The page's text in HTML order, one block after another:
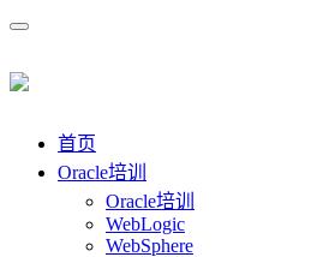
首页
Oracle培训
Oracle培训
WebLogic
WebSphere